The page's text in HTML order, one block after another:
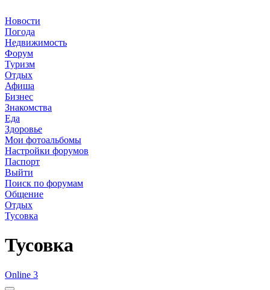
Новости
Погода
Недвижимость
Форум
Туризм
Отдых
Афиша
Бизнес
Знакомства
Еда
Здоровье
Мои фотоальбомы
Настройки форумов
Паспорт
Выйти
Поиск по форумам
Общение
Отдых
Тусовка
Тусовка
Online 3